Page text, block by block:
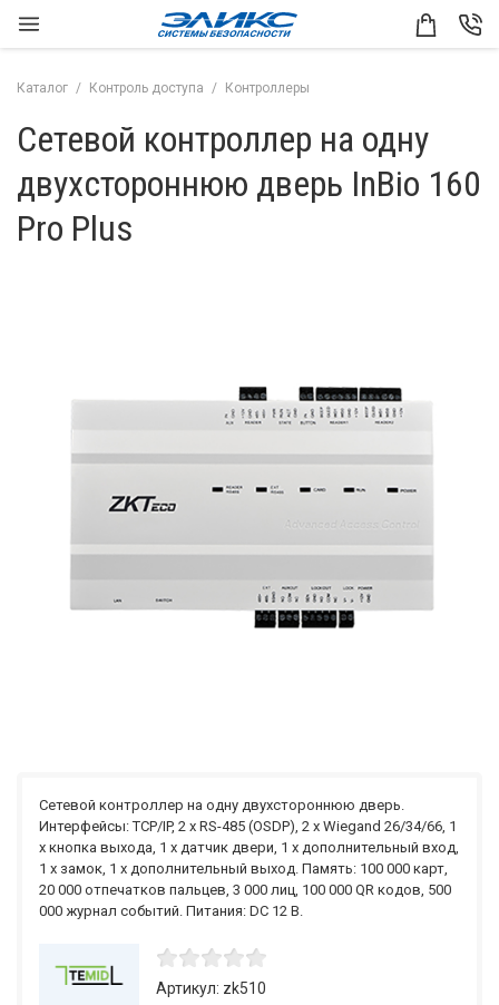
Каталог Контроль доступа Контроллеры
Сетевой контроллер на одну
двухстороннюю дверь InBio 160
Pro Plus
Сетевой контроллер на одну двухстороннюю дверь.
Интерфейсы: TCP/IP, 2 x RS-485 (OSDP), 2 x Wiegand 26/34/66, 1
x кнопка выхода, 1 x датчик двери, 1 x дополнительный вход,
1 x замок, 1 x дополнительный выход. Память: 100 000 карт,
20 000 отпечатков пальцев, 3 000 лиц, 100 000 QR кодов, 500
000 журнал событий. Питания: DC 12 В.
Артикул: zk510